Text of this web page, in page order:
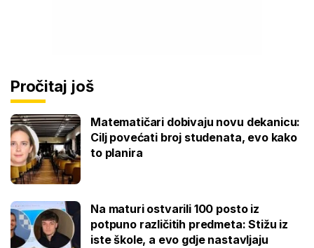
Pročitaj još
Matematičari dobivaju novu dekanicu:
Cilj povećati broj studenata, evo kako
to planira
Na maturi ostvarili 100 posto iz
potpuno različitih predmeta: Stižu iz
iste škole, a evo gdje nastavljaju